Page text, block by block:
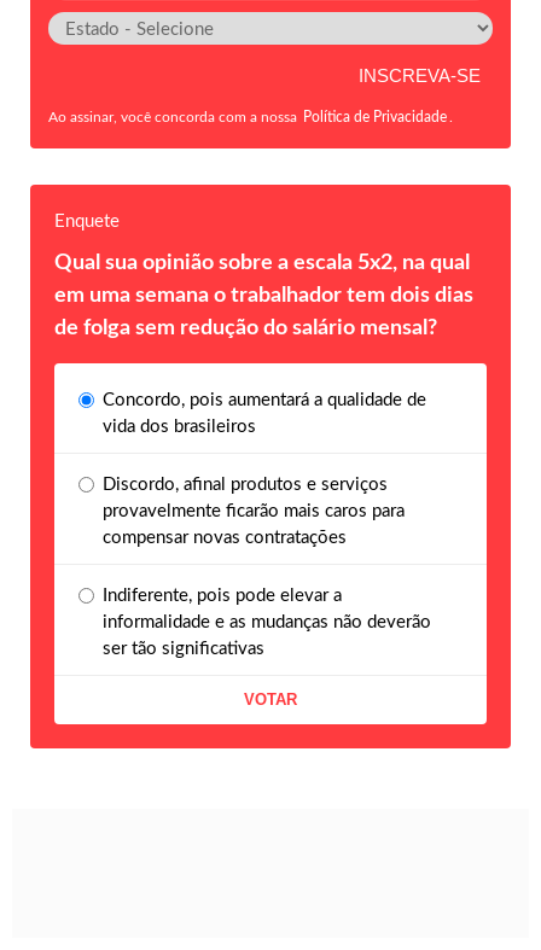
Ao assinar, você concorda com a nossa Política de Privacidade
Enquete
Qual sua opinião sobre a escala 5x2, na qual
em uma semana o trabalhador tem dois dias
de folga sem redução do salário mensal?
Concordo, pois aumentará a qualidade de
vida dos brasileiros
Discordo, afinal produtos e serviços
provavelmente ficarão mais caros para
compensar novas contratações
Indiferente, pois pode elevar a
informalidade e as mudanças não deverão
ser tão significativas